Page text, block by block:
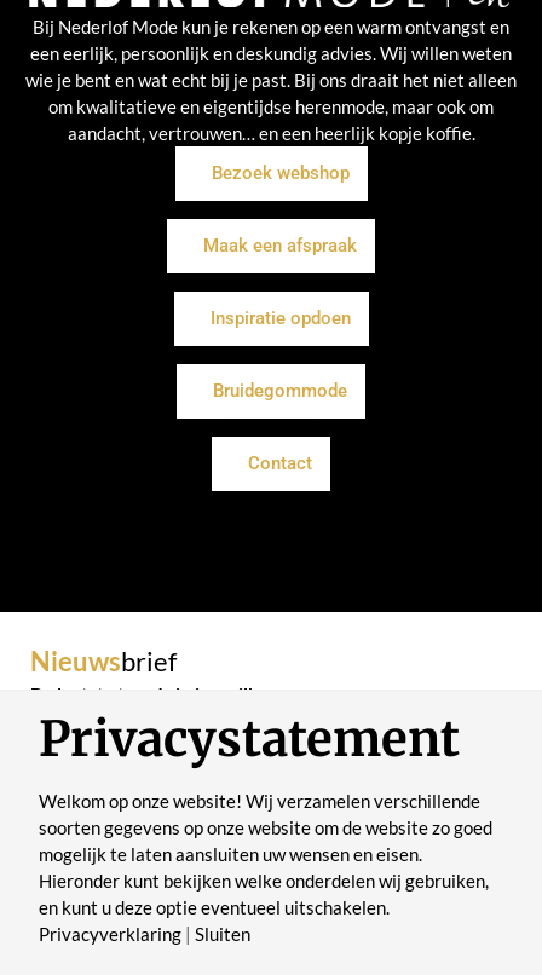
Bij Nederlof Mode kun je rekenen op een warm ontvangst en
een eerlijk, persoonlijk en deskundig advies. Wij willen weten
wie je bent en wat echt bij je past. Bij ons draait het niet alleen
om kwalitatieve en eigentijdse herenmode, maar ook om
aandacht, vertrouwen… en een heerlijk kopje koffie.
Bezoek webshop
Maak een afspraak
Inspiratie opdoen
Bruidegommode
Contact
Nieuwsbrief
De laatste trends in je mailbox
Verstuur
Privacystatement
Welkom op onze website! Wij verzamelen verschillende
soorten gegevens op onze website om de website zo goed
mogelijk te laten aansluiten uw wensen en eisen.
Hieronder kunt bekijken welke onderdelen wij gebruiken,
en kunt u deze optie eventueel uitschakelen.
Privacyverklaring
Sluiten